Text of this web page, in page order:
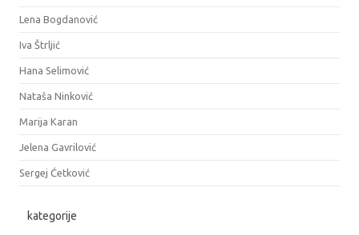
Lena Bogdanović
Iva Štrljić
Hana Selimović
Nataša Ninković
Marija Karan
Jelena Gavrilović
Sergej Ćetković
kategorije